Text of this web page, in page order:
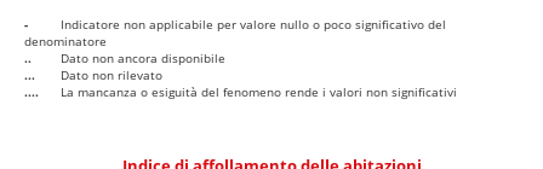
-
Indicatore non applicabile per valore nullo o poco significativo del
denominatore
..
Dato non ancora disponibile
...
Dato non rilevato
....
La mancanza o esiguità del fenomeno rende i valori non significativi